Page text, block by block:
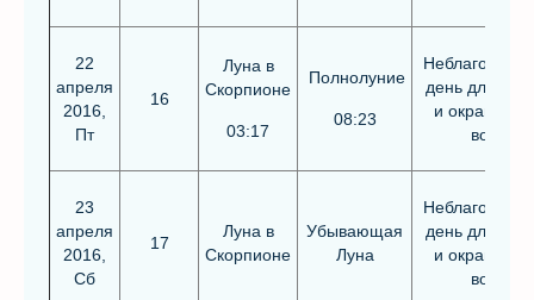
22
апреля
2016,
Пт
16
Луна в
Скорпионе
03:17
Полнолуние
08:23
день для
и
волос
23
апреля
2016,
Сб
17
Луна в
Скорпионе
Убывающая
Луна
день для
и
волос